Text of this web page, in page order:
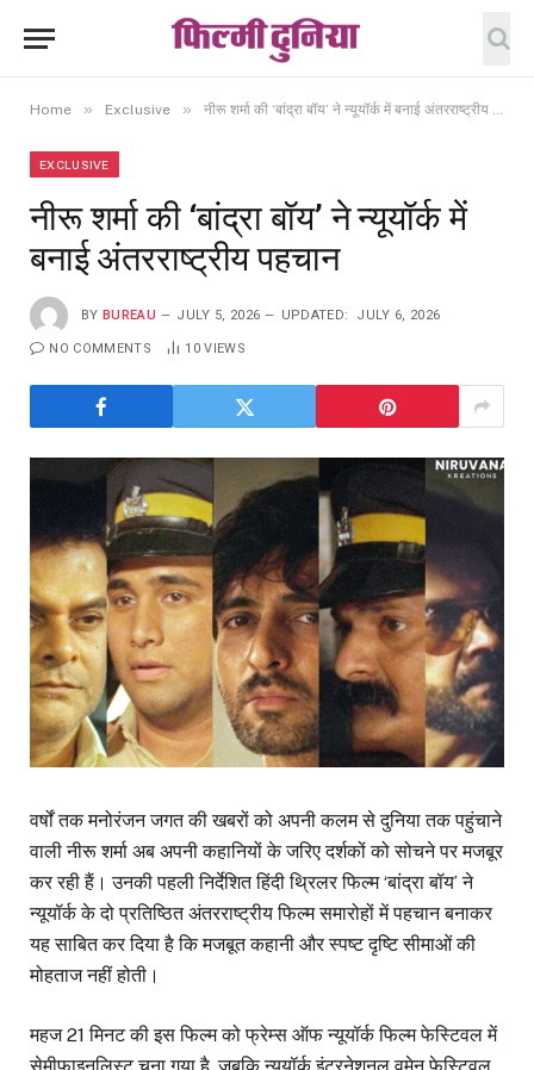
Home » Exclusive » नीरू शर्मा की ‘बांद्रा बॉय’ ने न्यूयॉर्क में बनाई अंतरराष्ट्रीय पहचान
EXCLUSIVE
नीरू शर्मा की ‘बांद्रा बॉय’ ने न्यूयॉर्क में
बनाई अंतरराष्ट्रीय पहचान
BY BUREAU JULY 5, 2026 UPDATED: JULY 6, 2026
NO COMMENTS 10VIEWS
वर्षों तक मनोरंजन जगत की खबरों को अपनी कलम से दुनिया तक पहुंचाने
वाली नीरू शर्मा अब अपनी कहानियों के जरिए दर्शकों को सोचने पर मजबूर
कर रही हैं। उनकी पहली निर्देशित हिंदी थ्रिलर फिल्म ‘बांद्रा बॉय’ ने
न्यूयॉर्क के दो प्रतिष्ठित अंतरराष्ट्रीय फिल्म समारोहों में पहचान बनाकर
यह साबित कर दिया है कि मजबूत कहानी और स्पष्ट दृष्टि सीमाओं की
मोहताज नहीं होती।
महज 21 मिनट की इस फिल्म को फ्रेम्स ऑफ न्यूयॉर्क फिल्म फेस्टिवल में